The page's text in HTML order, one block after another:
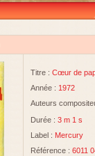
Titre : Cœur de
Année : 1972
Auteurs
Durée : 3 m 1 s
Label : Mercury
Référence : 6011